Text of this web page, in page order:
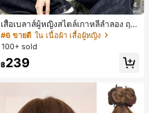
4
เสื้อเบลาส์ผู้หญิงสไตล์เกาหลีลำลอง ฤดู
ใบไม้ผลิ/ฤดูร้อนใหม่ ชายระบาย ชิคแล
ะหรูหรา
#6 ขายดี ใน เนื้อผ้า เสื้อผู้หญิง
100+ sold
฿239